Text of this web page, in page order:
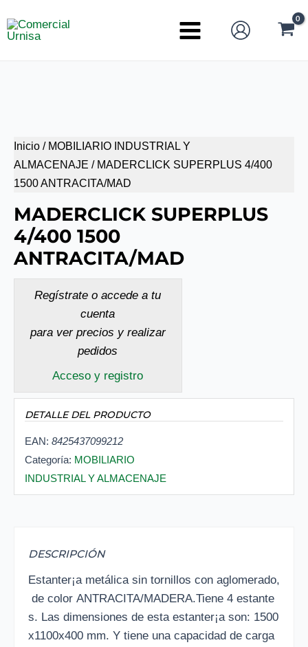
al
Main
Inicio / MOBILIARIO INDUSTRIAL Y
ALMACENAJE / MADERCLICK SUPERPLUS 4/400
1500 ANTRACITA/MAD
MADERCLICK SUPERPLUS
4/400 1500
ANTRACITA/MAD
Regístrate o accede a tu
cuenta
para ver precios y realizar
pedidos
Acceso y registro
DETALLE DEL PRODUCTO
EAN: 8425437099212
Categoría: MOBILIARIO
INDUSTRIAL Y ALMACENAJE
DESCRIPCIÓN
Estanter¡a metálica sin tornillos con aglomerado,
de color ANTRACITA/MADERA.Tiene 4 estante
s. Las dimensiones de esta estanter¡a son: 1500
x1100x400 mm. Y tiene una capacidad de carga